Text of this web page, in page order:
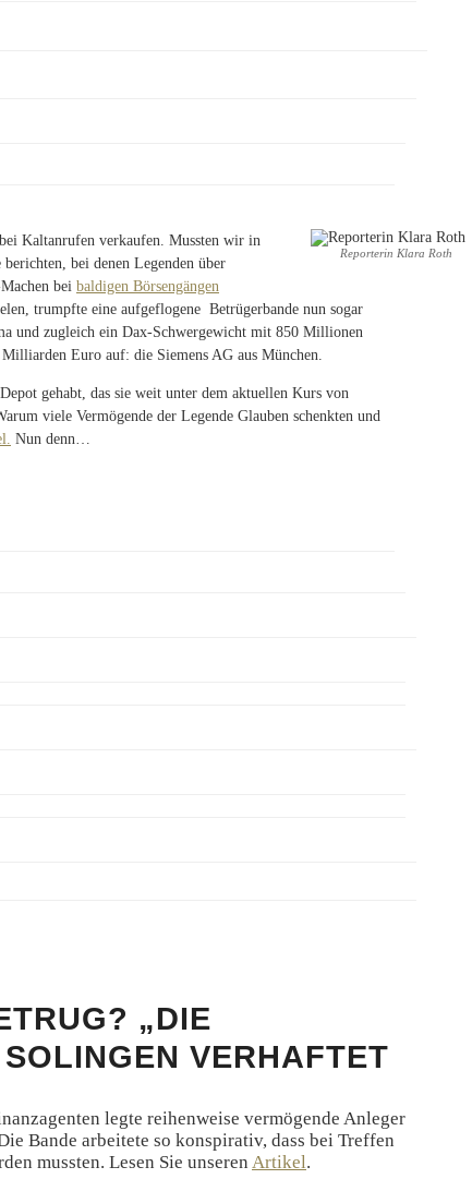
Reporterin Klara Roth
Kaltanrufen verkaufen. Mussten wir in
bei denen Legenden über
bei baldigen Börsengängen
trumpfte eine aufgeflogene Betrügerbande nun sogar
und zugleich ein Dax-Schwergewicht mit 850 Millionen
Euro auf: die Siemens AG aus München.
gehabt, das sie weit unter dem aktuellen Kurs von
viele Vermögende der Legende Glauben schenkten und
Nun denn…
„DIE
VERHAFTET
legte reihenweise vermögende Anleger
Bande arbeitete so konspirativ, dass bei Treffen
mussten. Lesen Sie unseren Artikel.